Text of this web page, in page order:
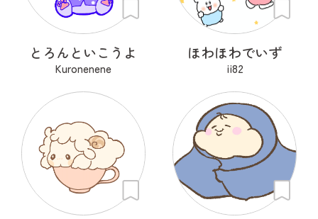
とろんといこうよ
Kuronenene
ほわほわでいず
ii82